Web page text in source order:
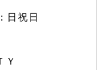
日祝日
Ｙ